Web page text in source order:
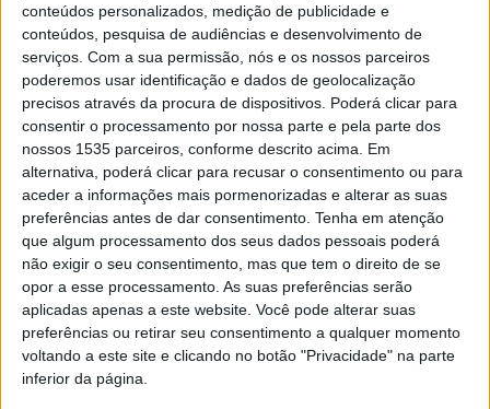
conteúdos personalizados, medição de publicidade e
conteúdos, pesquisa de audiências e desenvolvimento de
serviços. Com a sua permissão, nós e os nossos parceiros
poderemos usar identificação e dados de geolocalização
precisos através da procura de dispositivos. Poderá clicar para
consentir o processamento por nossa parte e pela parte dos
nossos 1535 parceiros, conforme descrito acima. Em
alternativa, poderá clicar para recusar o consentimento ou para
aceder a informações mais pormenorizadas e alterar as suas
preferências antes de dar consentimento. Tenha em atenção
que algum processamento dos seus dados pessoais poderá
não exigir o seu consentimento, mas que tem o direito de se
opor a esse processamento. As suas preferências serão
aplicadas apenas a este website. Você pode alterar suas
preferências ou retirar seu consentimento a qualquer momento
voltando a este site e clicando no botão "Privacidade" na parte
inferior da página.
A dupla Sérgio Santiago e Luís Duarte foi a vencedora da
4ª prova do Torneio Regional de Malha, da época de
2025.
Organizado pela Associação de Jogos Tradicional do
Distrito de Castelo Branco, a competição decorreu em
Rochas de Baixo, freguesia de Almaceda, concelho de
Castelo Branco, em parceria com o Desportivo Rochas de
Baixo, com a participação de 22 equipas.
A coletividade dá ainda conta que em 2º lugar ficou a
dupla Joaquim Neves e José Fernandes, seguindo-se
Aníbal Martins e José Pires.